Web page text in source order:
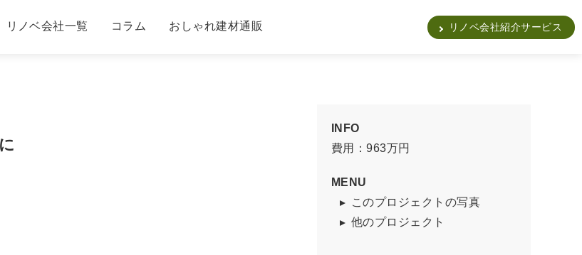
リノベ会社一覧 コラム おしゃれ建材通販 リノベ会社紹介サービス
INFO
費用：963万円
MENU
このプロジェクトの写真
他のプロジェクト